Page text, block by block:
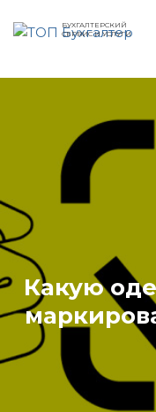
БУХГАЛТЕРСКИЙ
СЕРВИС И УСЛУГИ
Какую